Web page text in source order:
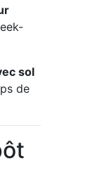
sol
de